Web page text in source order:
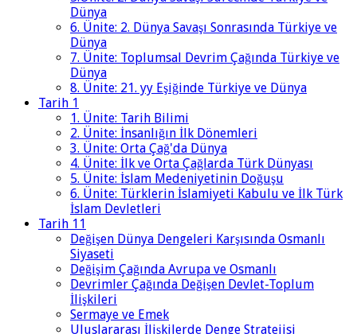
Dünya
6. Ünite: 2. Dünya Savaşı Sonrasında Türkiye ve
Dünya
7. Ünite: Toplumsal Devrim Çağında Türkiye ve
Dünya
8. Ünite: 21. yy Eşiğinde Türkiye ve Dünya
Tarih 1
1. Ünite: Tarih Bilimi
2. Ünite: İnsanlığın İlk Dönemleri
3. Ünite: Orta Çağ'da Dünya
4. Ünite: İlk ve Orta Çağlarda Türk Dünyası
5. Ünite: İslam Medeniyetinin Doğuşu
6. Ünite: Türklerin İslamiyeti Kabulu ve İlk Türk
İslam Devletleri
Tarih 11
Değişen Dünya Dengeleri Karşısında Osmanlı
Siyaseti
Değişim Çağında Avrupa ve Osmanlı
Devrimler Çağında Değişen Devlet-Toplum
İlişkileri
Sermaye ve Emek
Uluslararası İlişkilerde Denge Stratejisi